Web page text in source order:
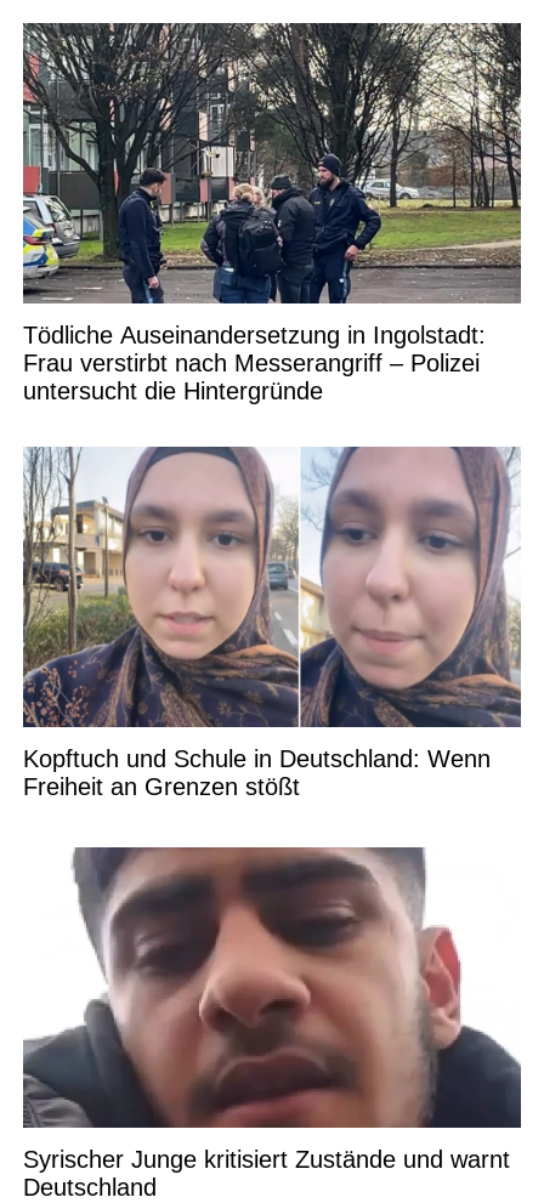
Tödliche Auseinandersetzung in Ingolstadt:
Frau verstirbt nach Messerangriff – Polizei
untersucht die Hintergründe
Kopftuch und Schule in Deutschland: Wenn
Freiheit an Grenzen stößt
Syrischer Junge kritisiert Zustände und warnt
Deutschland